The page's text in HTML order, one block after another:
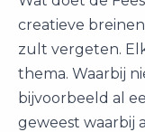
creatieve
zult vergeten.
thema. Waarbij
bijvoorbeeld al
geweest waarbij